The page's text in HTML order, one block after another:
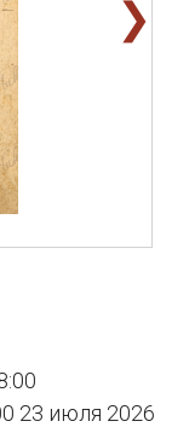
❯
23 июля 2026